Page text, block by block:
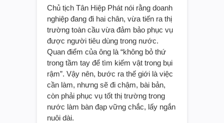
Chủ tịch Tân Hiệp Phát nói rằng doanh
nghiệp đang đi hai chân, vừa tiến ra thị
trường toàn cầu vừa đảm bảo phục vụ
được người tiêu dùng trong nước.
Quan điểm của ông là “không bỏ thứ
trong tầm tay để tìm kiếm vật trong bụi
rậm”. Vậy nên, bước ra thế giới là việc
cần làm, nhưng sẽ đi chậm, bài bản,
còn phải phục vụ tốt thị trường trong
nước làm bàn đạp vững chắc, lấy ngắn
nuôi dài.